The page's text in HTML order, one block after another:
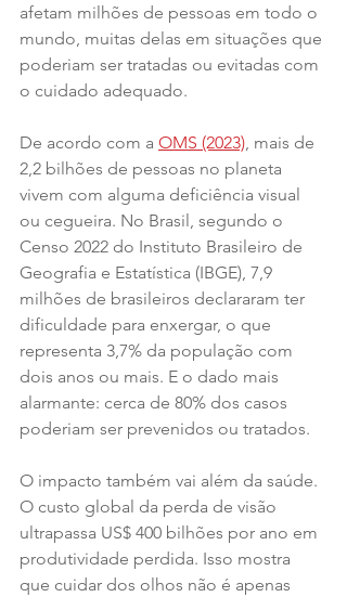
afetam milhões de pessoas em todo o
mundo, muitas delas em situações que
poderiam ser tratadas ou evitadas com
o cuidado adequado.
De acordo com a OMS (2023), mais de
2,2 bilhões de pessoas no planeta
vivem com alguma deficiência visual
ou cegueira. No Brasil, segundo o
Censo 2022 do Instituto Brasileiro de
Geografia e Estatística (IBGE), 7,9
milhões de brasileiros declararam ter
dificuldade para enxergar, o que
representa 3,7% da população com
dois anos ou mais. E o dado mais
alarmante: cerca de 80% dos casos
poderiam ser prevenidos ou tratados.
O impacto também vai além da saúde.
O custo global da perda de visão
ultrapassa US$ 400 bilhões por ano em
produtividade perdida. Isso mostra
que cuidar dos olhos não é apenas